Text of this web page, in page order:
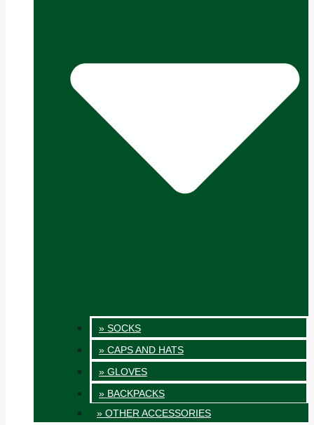
» SOCKS
» CAPS AND HATS
» GLOVES
» BACKPACKS
» OTHER ACCESSORIES